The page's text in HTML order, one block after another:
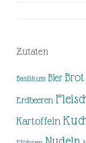
Zutaten
Basilikum Bier Brot
Erdbeeren
Kartoffeln